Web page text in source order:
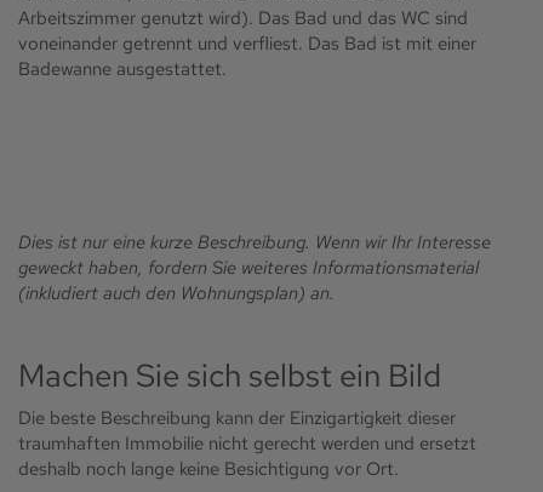
Arbeitszimmer genutzt wird). Das Bad und das WC sind
voneinander getrennt und verfliest. Das Bad ist mit einer
Badewanne ausgestattet.
Dies ist nur eine kurze Beschreibung. Wenn wir Ihr Interesse
geweckt haben, fordern Sie weiteres Informationsmaterial
(inkludiert auch den Wohnungsplan) an.
Machen Sie sich selbst ein Bild
Die beste Beschreibung kann der Einzigartigkeit dieser
traumhaften Immobilie nicht gerecht werden und ersetzt
deshalb noch lange keine Besichtigung vor Ort.